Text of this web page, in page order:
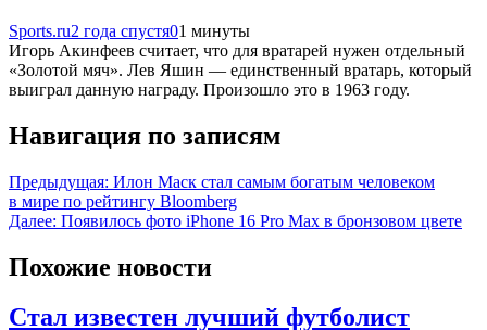
Sports.ru2 года спустя01 минуты
Игорь Акинфеев считает, что для вратарей нужен отдельный
«Золотой мяч». Лев Яшин — единственный вратарь, который
выиграл данную награду. Произошло это в 1963 году.
Навигация по записям
Предыдущая: Илон Маск стал самым богатым человеком
в мире по рейтингу Bloomberg
Далее: Появилось фото iPhone 16 Pro Max в бронзовом цвете
Похожие новости
Стал известен лучший футболист